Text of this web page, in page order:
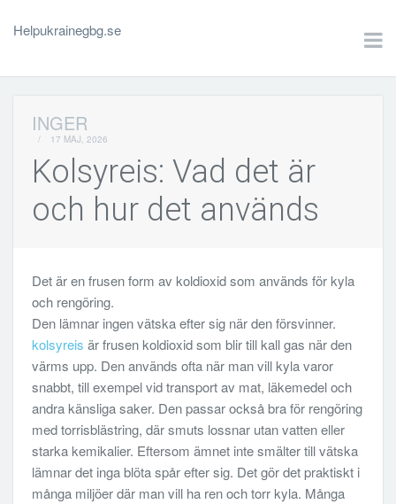
Helpukrainegbg.se
INGER
/ 17 MAJ, 2026
Kolsyreis: Vad det är
och hur det används
Det är en frusen form av koldioxid som används för kyla
och rengöring.
Den lämnar ingen vätska efter sig när den försvinner.
kolsyreis är frusen koldioxid som blir till kall gas när den
värms upp. Den används ofta när man vill kyla varor
snabbt, till exempel vid transport av mat, läkemedel och
andra känsliga saker. Den passar också bra för rengöring
med torrisblästring, där smuts lossnar utan vatten eller
starka kemikalier. Eftersom ämnet inte smälter till vätska
lämnar det inga blöta spår efter sig. Det gör det praktiskt i
många miljöer där man vill ha ren och torr kyla. Många